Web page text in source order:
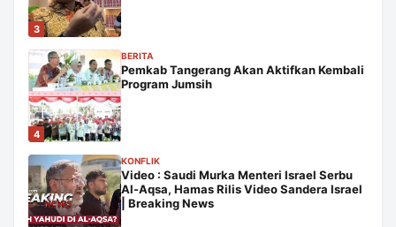
3
4
BERITA
Pemkab Tangerang Akan Aktifkan Kembali
Program Jumsih
KONFLIK
Video : Saudi Murka Menteri Israel Serbu
Al-Aqsa, Hamas Rilis Video Sandera Israel
| Breaking News